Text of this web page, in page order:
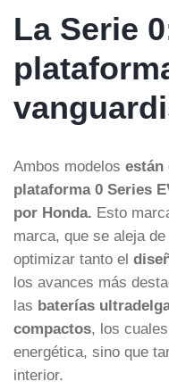
La Serie
Ambos modelos están
plataforma 0 Series
por Honda. Esto
marca, que se aleja
optimizar tanto el
los avances más
las baterías
compactos, los
energética, sino que
interior.